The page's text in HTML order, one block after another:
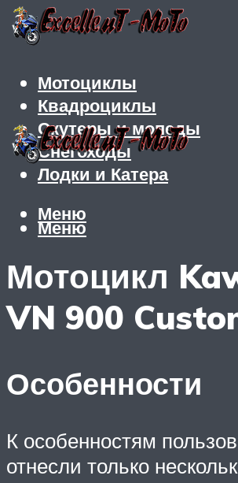
Мотоциклы
Квадроциклы
Скутеры и мопеды
Снегоходы
Лодки и Катера
Меню
Меню
Мотоцикл
VN 900
Особенности
К особенностям
отнесли только